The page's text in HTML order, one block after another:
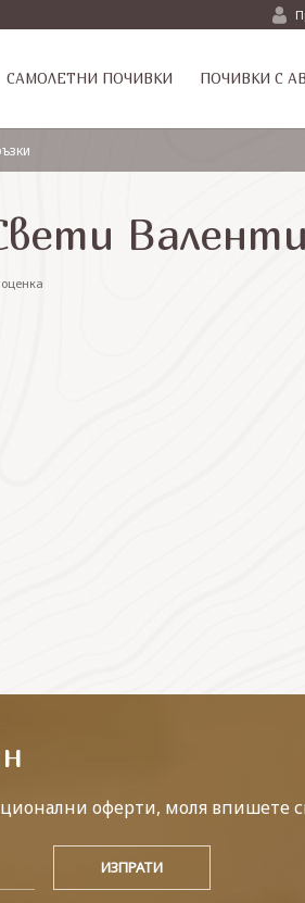
САМОЛЕТНИ ПОЧИВКИ ПОЧИВКИ С
оферти, моля впишете